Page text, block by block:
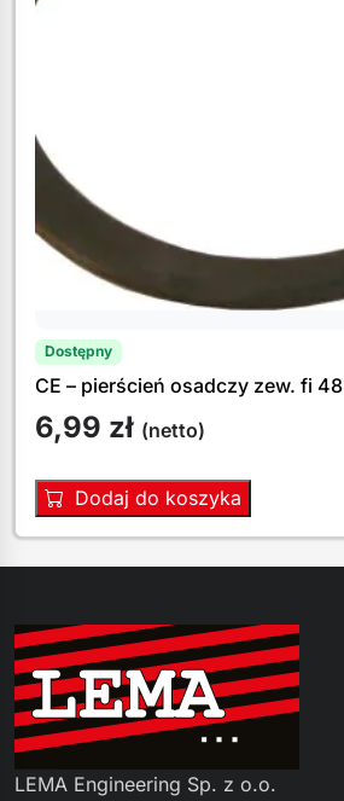
Dostępny
CE – pierścień osadczy zew. fi 48
6,99 zł (netto)
Dodaj do koszyka
LEMA Engineering Sp. z o.o.